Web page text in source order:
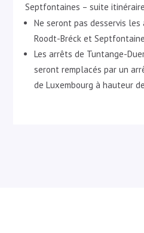
Septfontaines – suite
Ne seront pas desservis les
Roodt-Bréck et
Les arrêts de Tuntange-
seront remplacés par un
de Luxembourg à hauteur